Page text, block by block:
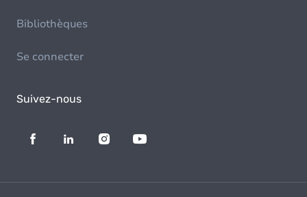
Bibliothèques
Se connecter
Suivez-nous